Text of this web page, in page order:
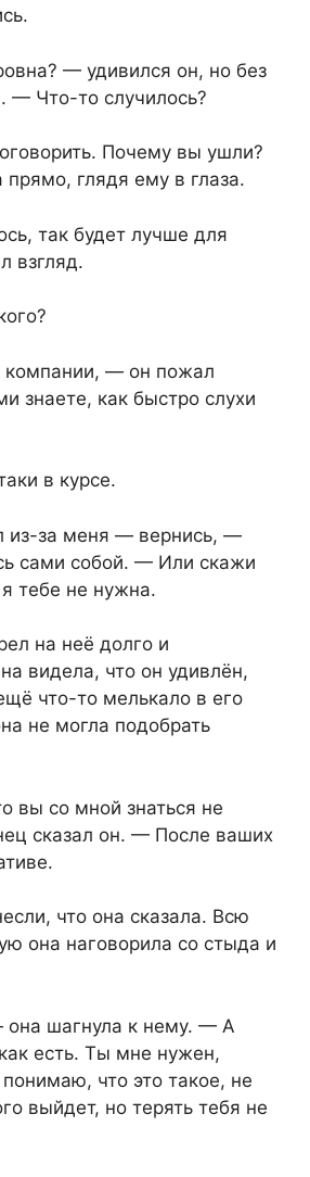
— удивился он, но без
— Что-то случилось?
Почему вы ушли?
глядя ему в глаза.
так будет лучше для
взгляд.
— он пожал
знаете, как быстро слухи
в курсе.
из-за меня — вернись, —
сами собой. — Или скажи
тебе не нужна.
на неё долго и
видела, что он удивлён,
что-то мелькало в его
не могла подобрать
вы со мной знаться не
сказал он. — После ваших
что она сказала. Всю
она наговорила со стыда и
шагнула к нему. — А
есть. Ты мне нужен,
что это такое, не
выйдет, но терять тебя не